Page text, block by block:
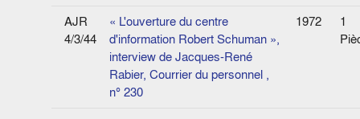
AJR
4/3/44
« L'ouverture du centre
d'information Robert Schuman »,
interview de Jacques-René
Rabier, Courrier du personnel ,
n° 230
1972
1